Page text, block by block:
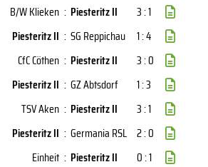
B/W Klieken : Piesteritz II
3 : 1
Piesteritz II : SG Reppichau
1 : 4
CfC Cöthen : Piesteritz II
3 : 0
Piesteritz II : GZ Abtsdorf
1 : 3
TSV Aken : Piesteritz II
3 : 1
Piesteritz II : Germania RSL 2 : 0
Einheit : Piesteritz II
0 : 1